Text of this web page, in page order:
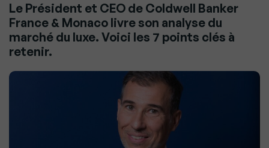
Le Président et CEO de Coldwell Banker
France & Monaco livre son analyse du
marché du luxe. Voici les 7 points clés à
retenir.